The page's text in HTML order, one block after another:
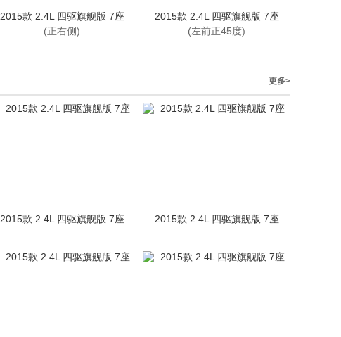
2015款 2.4L 四驱旗舰版 7座
(正右侧)
2015款 2.4L 四驱旗舰版 7座
(左前正45度)
更多>
2015款 2.4L 四驱旗舰版 7座 2015款 2.4L 四驱旗舰版 7座